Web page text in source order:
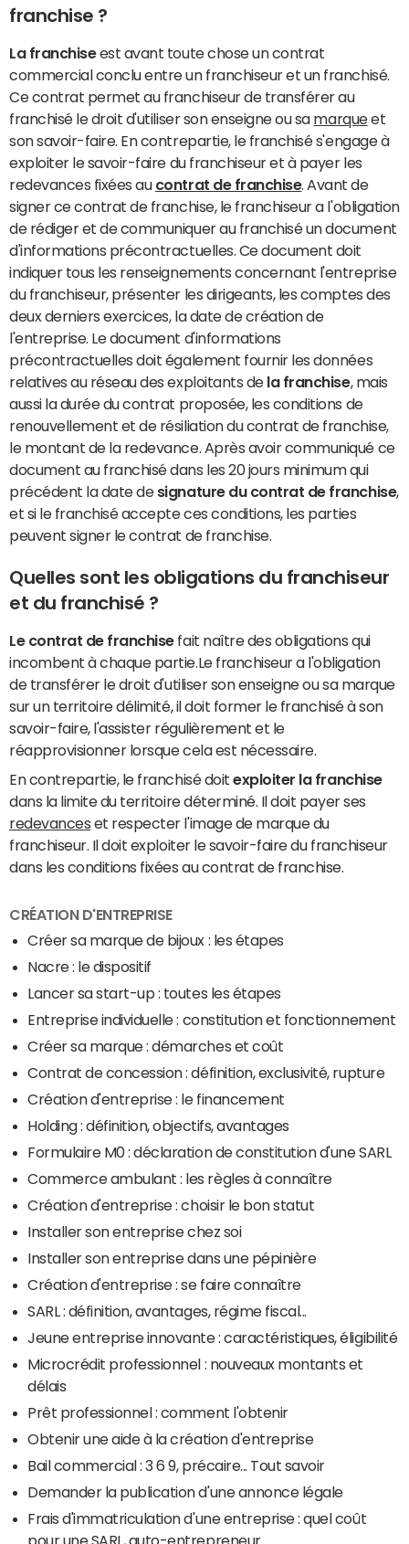
franchise ?
La franchiseest avant toute chose un contrat
commercial conclu entre un franchiseur et un franchisé.
Ce contrat permet au franchiseur de transférer au
franchisé le droit d'utiliser son enseigne ou sa marqueet
son savoir-faire. En contrepartie, le franchisé s'engage à
exploiter le savoir-faire du franchiseur et à payer les
redevances fixées au contrat de franchise. Avant de
signer ce contrat de franchise, le franchiseur a l'obligation
de rédiger et de communiquer au franchisé un document
d'informations précontractuelles. Ce document doit
indiquer tous les renseignements concernant l'entreprise
du franchiseur, présenter les dirigeants, les comptes des
deux derniers exercices, la date de création de
l'entreprise. Le document d'informations
précontractuelles doit également fournir les données
relatives au réseau des exploitants de la franchise, mais
aussi la durée du contrat proposée, les conditions de
renouvellement et de résiliation du contrat de franchise,
le montant de la redevance. Après avoir communiqué ce
document au franchisé dans les 20 jours minimum qui
précédent la date de signature du contrat de franchise,
et si le franchisé accepte ces conditions, les parties
peuvent signer le contrat de franchise.
Quelles sont les obligations du franchiseur
et du franchisé ?
Le contrat de franchisefait naître des obligations qui
incombent à chaque partie.Le franchiseur a l'obligation
de transférer le droit d'utiliser son enseigne ou sa marque
sur un territoire délimité, il doit former le franchisé à son
savoir-faire, l'assister régulièrement et le
réapprovisionner lorsque cela est nécessaire.
En contrepartie, le franchisé doitexploiter la franchise
dans la limite du territoire déterminé. Il doit payer ses
redevances et respecter l'image de marque du
franchiseur. Il doit exploiter le savoir-faire du franchiseur
dans les conditions fixées au contrat de franchise.
CRÉATION D'ENTREPRISE
Créer sa marque de bijoux : les étapes
Nacre : le dispositif
Lancer sa start-up : toutes les étapes
Entreprise individuelle : constitution et fonctionnement
Créer sa marque : démarches et coût
Contrat de concession : définition, exclusivité, rupture
Création d'entreprise : le financement
Holding : définition, objectifs, avantages
Formulaire M0 : déclaration de constitution d'une SARL
Commerce ambulant : les règles à connaître
Création d'entreprise : choisir le bon statut
Installer son entreprise chez soi
Installer son entreprise dans une pépinière
Création d'entreprise : se faire connaître
SARL : définition, avantages, régime fiscal...
Jeune entreprise innovante : caractéristiques, éligibilité
Microcrédit professionnel : nouveaux montants et
délais
Prêt professionnel : comment l'obtenir
Obtenir une aide à la création d'entreprise
Bail commercial : 3 6 9, précaire... Tout savoir
Demander la publication d'une annonce légale
Frais d'immatriculation d'une entreprise : quel coût
pour une SARL, auto-entrepreneur…